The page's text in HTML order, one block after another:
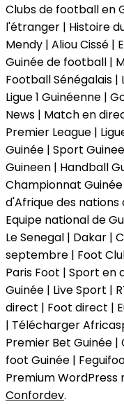
Clubs de football en
l'étranger | Histoire
Mendy | Aliou Cissé |
Guinée de football |
Football Sénégalais |
Ligue 1 Guinéenne |
News | Match en
Premier League |
Guinée | Sport
Guineen | Handball
Championnat
d'Afrique des nations
Equipe national de
Le Senegal | Dakar |
septembre | Foot
Paris Foot | Sport en
Guinée | Live Sport |
direct | Foot direct |
| Télécharger
Premier Bet Guinée |
foot Guinée |
Premium
Confordev.